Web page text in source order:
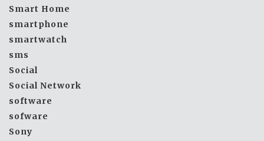
Smart Home
smartphone
smartwatch
sms
Social
Social Network
software
sofware
Sony